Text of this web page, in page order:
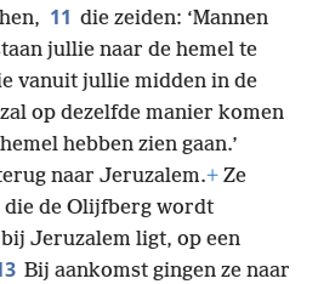
11 die zeiden: ‘Mannen
jullie naar de hemel te
vanuit jullie midden in de
op dezelfde manier komen
hebben zien gaan.’
naar Jeruzalem.+ Ze
die de Olijfberg wordt
Jeruzalem ligt, op een
Bij aankomst gingen ze naar